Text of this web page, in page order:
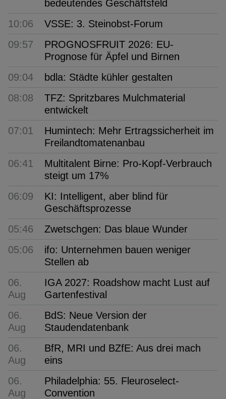
bedeutendes Geschäftsfeld
10:06
VSSE: 3. Steinobst-Forum
09:57
PROGNOSFRUIT 2026: EU-
Prognose für Äpfel und Birnen
09:04
bdla: Städte kühler gestalten
08:08
TFZ: Spritzbares Mulchmaterial
entwickelt
07:01
Humintech: Mehr Ertragssicherheit im
Freilandtomatenanbau
06:41
Multitalent Birne: Pro-Kopf-Verbrauch
steigt um 17%
06:09
KI: Intelligent, aber blind für
Geschäftsprozesse
05:46
Zwetschgen: Das blaue Wunder
05:06
ifo: Unternehmen bauen weniger
Stellen ab
06.
Aug
IGA 2027: Roadshow macht Lust auf
Gartenfestival
06.
Aug
BdS: Neue Version der
Staudendatenbank
06.
Aug
BfR, MRI und BZfE: Aus drei mach
eins
06.
Aug
Philadelphia: 55. Fleuroselect-
Convention